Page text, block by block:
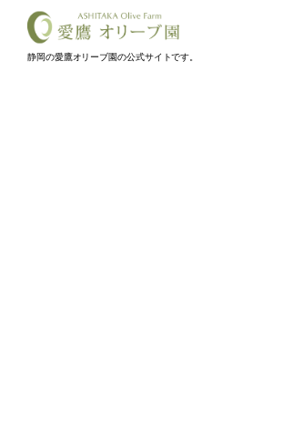
静岡の愛鷹オリーブ園の公式サイトです。